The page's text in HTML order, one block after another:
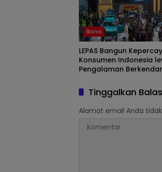
Bisnis
LEPAS Bangun
Konsumen Indonesia
Pengalaman
Tinggalkan
Alamat email Anda